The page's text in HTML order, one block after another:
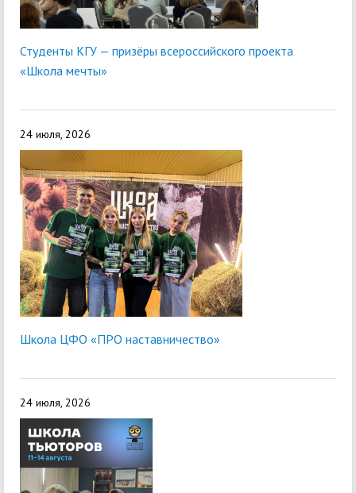
Студенты КГУ — призёры всероссийского проекта
«Школа мечты»
24 июля, 2026
Школа ЦФО «ПРО наставничество»
24 июля, 2026